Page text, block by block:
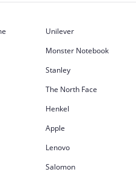
Unilever
Monster Notebook
Stanley
The North Face
Henkel
Apple
Lenovo
Salomon